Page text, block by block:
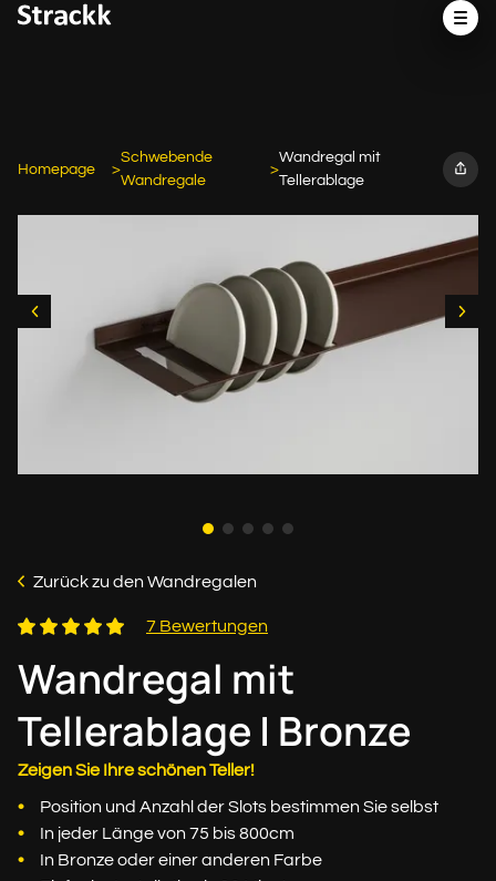
Homepage
Schwebende
Wandregale
Wandregal mit
Tellerablage
Zurück zu den Wandregalen
7 Bewertungen
Wandregal mit
Tellerablage | Bronze
Zeigen Sie Ihre schönen Teller!
Position und Anzahl der Slots bestimmen Sie selbst
In jeder Länge von 75 bis 800cm
In Bronze oder einer anderen Farbe